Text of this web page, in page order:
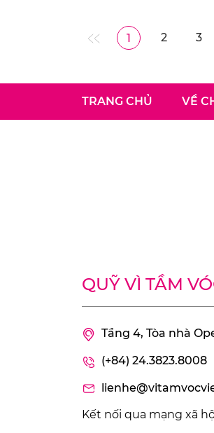
1 2 3
TRANG CHỦ VỀ
QUỸ VÌ TẦM
Tầng 4, Tòa nhà
(+84) 24.3823.8008
Kết nối qua mạng xã